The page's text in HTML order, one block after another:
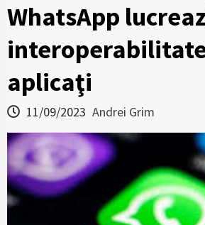
WhatsApp
aplicaţi
11/09/2023 Andrei Grim